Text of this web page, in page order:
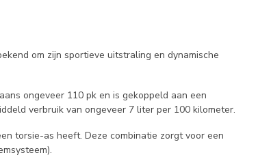
om zijn sportieve uitstraling en dynamische
ongeveer 110 pk en is gekoppeld aan een
verbruik van ongeveer 7 liter per 100 kilometer.
torsie-as heeft. Deze combinatie zorgt voor een